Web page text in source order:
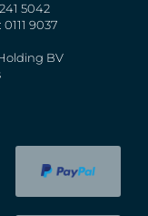
5042
9037
BV